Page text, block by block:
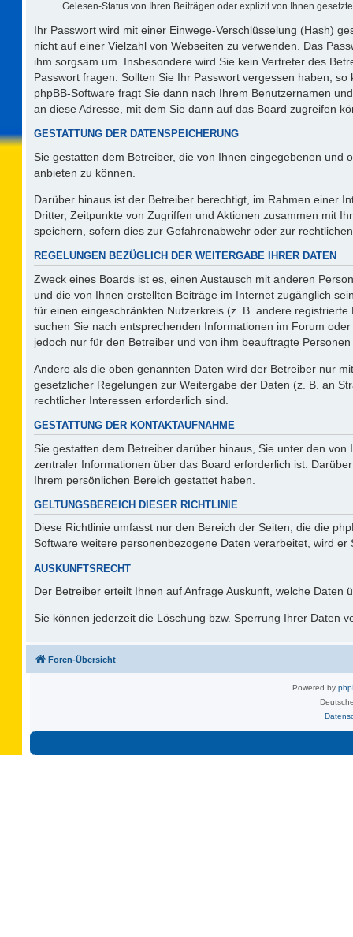
Gelesen-Status von Ihren Beiträgen oder explizit von Ihnen
Ihr Passwort wird mit einer Einwege-Verschlüsselung (Hash)
nicht auf einer Vielzahl von Webseiten zu verwenden. Das
ihm sorgsam um. Insbesondere wird Sie kein Vertreter des
Passwort fragen. Sollten Sie Ihr Passwort vergessen haben,
phpBB-Software fragt Sie dann nach Ihrem Benutzernamen
an diese Adresse, mit dem Sie dann auf das Board zugreifen
GESTATTUNG DER DATENSPEICHERUNG
Sie gestatten dem Betreiber, die von Ihnen eingegebenen
anbieten zu können.
Darüber hinaus ist der Betreiber berechtigt, im Rahmen einer
Dritter, Zeitpunkte von Zugriffen und Aktionen zusammen mit
speichern, sofern dies zur Gefahrenabwehr oder zur
REGELUNGEN BEZÜGLICH DER WEITERGABE IHRER DATEN
Zweck eines Boards ist es, einen Austausch mit anderen
und die von Ihnen erstellten Beiträge im Internet zugänglich
für einen eingeschränkten Nutzerkreis (z. B. andere
suchen Sie nach entsprechenden Informationen im Forum
jedoch nur für den Betreiber und von ihm beauftragte
Andere als die oben genannten Daten wird der Betreiber nur
gesetzlicher Regelungen zur Weitergabe der Daten (z. B. an
rechtlicher Interessen erforderlich sind.
GESTATTUNG DER KONTAKTAUFNAHME
Sie gestatten dem Betreiber darüber hinaus, Sie unter den
zentraler Informationen über das Board erforderlich ist.
Ihrem persönlichen Bereich gestattet haben.
GELTUNGSBEREICH DIESER RICHTLINIE
Diese Richtlinie umfasst nur den Bereich der Seiten, die die
Software weitere personenbezogene Daten verarbeitet, wird
AUSKUNFTSRECHT
Der Betreiber erteilt Ihnen auf Anfrage Auskunft, welche Daten
Sie können jederzeit die Löschung bzw. Sperrung Ihrer Daten
Foren-Übersicht
Powered by